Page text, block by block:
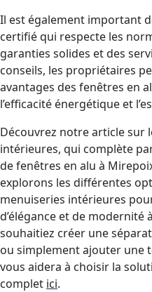
Il est également important
certifié qui respecte les
garanties solides et des
conseils, les propriétaires
avantages des fenêtres en
l’efficacité énergétique et
Découvrez notre article sur
intérieures, qui complète
de fenêtres en alu à
explorons les différentes
menuiseries intérieures
d’élégance et de modernité
souhaitiez créer une
ou simplement ajouter une
vous aidera à choisir la
complet ici.